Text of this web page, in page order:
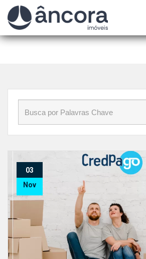
Início »Blog» imoveis para alugar no Recife
03
Nov